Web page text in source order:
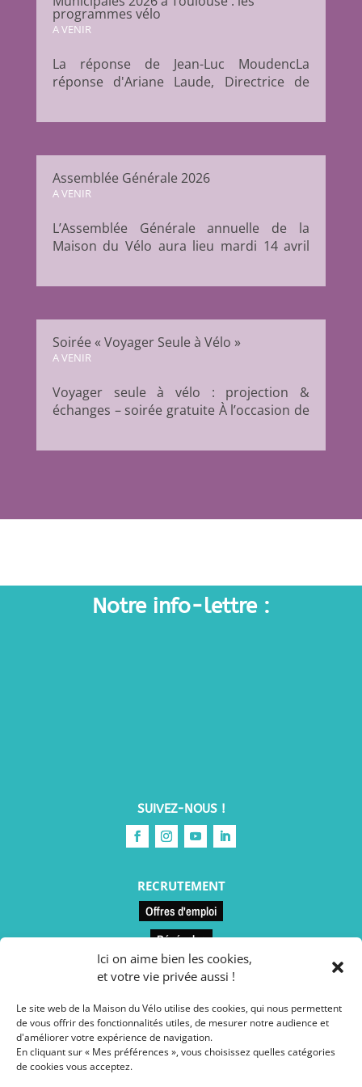
Ici on aime bien les cookies,
et votre vie privée aussi !
Le site web de la Maison du Vélo utilise des cookies, qui nous permettent
de vous offrir des fonctionnalités utiles, de mesurer notre audience et
d'améliorer votre expérience de navigation.
En cliquant sur « Mes préférences », vous choisissez quelles catégories
de cookies vous acceptez.
moment...
programmes vélo
A VENIR
La réponse de Jean-Luc MoudencLa
réponse d'Ariane Laude, Directrice de
aménagements de voirie ? Au delà des
aménagements de voirie, nous prévoyons
les...
Assemblée Générale 2026
A VENIR
L’Assemblée Générale annuelle de la
Maison du Vélo aura lieu mardi 14 avril
menées au cours de l’année écoulée, de
présenter les perspectives à venir et de...
Soirée « Voyager Seule à Vélo »
A VENIR
Voyager seule à vélo : projection &
échanges – soirée gratuite À l’occasion de
Notre info-lettre :
SUIVEZ-NOUS !
RECRUTEMENT
Offres d'emploi
Bénévoles
LIENS UTILES
Contact et accès
Le restaurant